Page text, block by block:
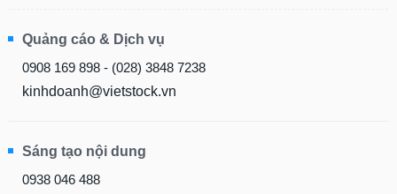
Quảng cáo & Dịch vụ
0908 169 898 - (028) 3848 7238
kinhdoanh@vietstock.vn
Sáng tạo nội dung
0938 046 488